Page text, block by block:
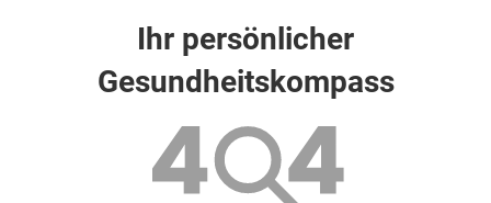
Ihr persönlicher
Gesundheitskompass